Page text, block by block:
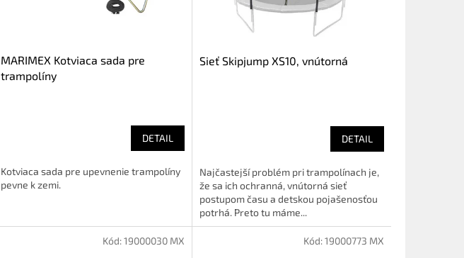
MARIMEX Kotviaca sada pre
trampolíny
DETAIL
Kotviaca sada pre upevnenie trampolíny
pevne k zemi.
Sieť Skipjump XS10, vnútorná
DETAIL
Najčastejší problém pri trampolínach je,
že sa ich ochranná, vnútorná sieť
postupom času a detskou pojašenosťou
potrhá. Preto tu máme...
Kód:19000030 MX Kód:19000773 MX